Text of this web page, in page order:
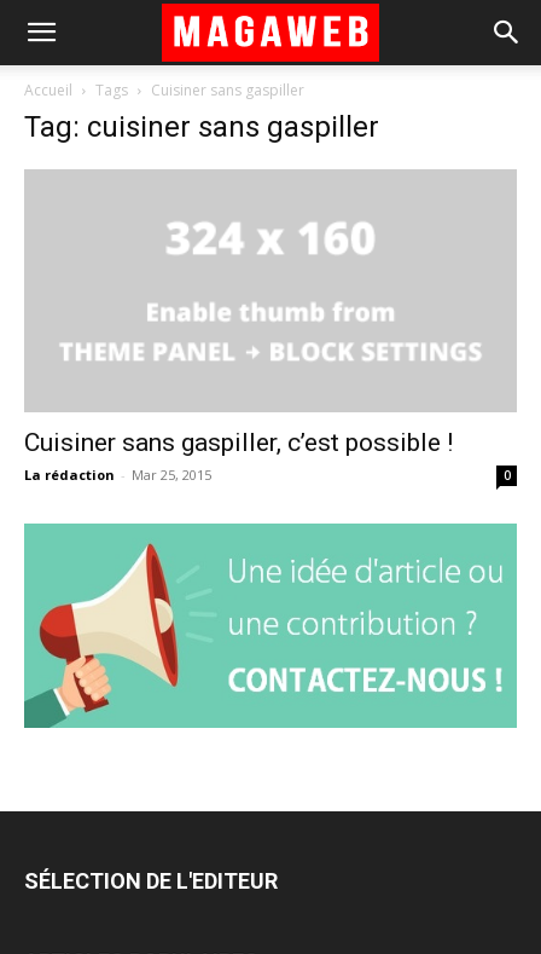
Accueil Tags Cuisiner sans gaspiller
Tag: cuisiner sans gaspiller
Cuisiner sans gaspiller, c’est possible !
La rédaction - Mar 25, 2015 0
SÉLECTION DE L'EDITEUR